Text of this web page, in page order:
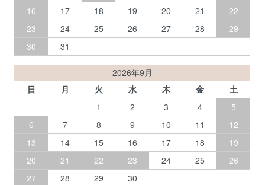
16 17 18 19 20 21
22
23
24 25 26 27 28
29
30
31
2026年9月
日
月 火 水 木 金
土
1
2 3 4
5
6
7 8 9 10 11
12
13
14 15 16 17 18
19
20
21 22 23 24 25
26
27
28 29 30